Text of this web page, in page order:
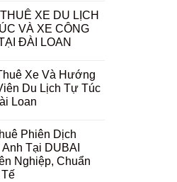
XE DU LỊCH
VÀ XE CÔNG
ĐÀI LOAN
Xe Và Hướng
Du Lịch Tự Túc
Loan
Phiên Dịch
Tại DUBAI
Nghiệp, Chuẩn